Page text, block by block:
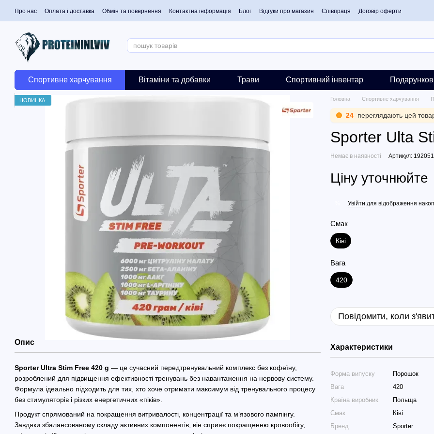
Перейти до основного контенту
Про нас Оплата і доставка Обмін та повернення Контактна інформація Блог Відгуки про магазин Співпраця Договір оферти
Спортивне харчування Вітаміни та добавки Трави Спортивний інвентар
НОВИНКА
Опис
Sporter Ultra Stim Free 420 g — це сучасний передтренувальний комплекс без кофеїну,
розроблений для підвищення ефективності тренувань без навантаження на нервову систему.
Формула ідеально підходить для тих, хто хоче отримати максимум від тренувального процесу
без стимуляторів і різких енергетичних «піків».
Продукт спрямований на покращення витривалості, концентрації та м’язового пампінгу.
Завдяки збалансованому складу активних компонентів, він сприяє покращенню кровообігу,
Головна Спортивне харчування
23 переглядають цей
Sporter Ulta
Немає в наявності Артикул: 192051
Ціну уточнюйте
Увійти для відображення
Смак
Ківі
Вага
420
Повідомити, коли
Характеристики
Форма випуску
Порошок
Вага
420
Країна виробник
Польща
Смак
Ківі
Бренд
Sporter